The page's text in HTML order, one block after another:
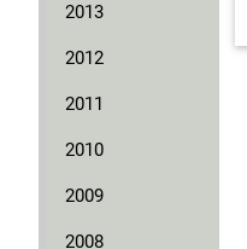
2013
2012
2011
2010
2009
2008